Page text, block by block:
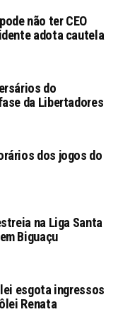
não ter CEO
adota cautela
do
da Libertadores
dos jogos do
na Liga Santa
Biguaçu
esgota ingressos
Renata